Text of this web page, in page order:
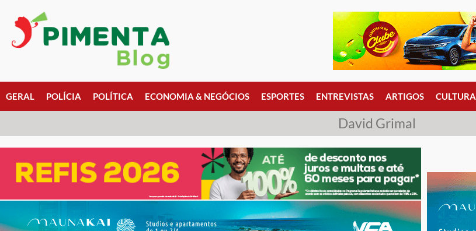
GERAL POLÍCIA POLÍTICA ECONOMIA & NEGÓCIOS ESPORTES ENTREVISTAS ARTIGOS CULTURA
David Grimal